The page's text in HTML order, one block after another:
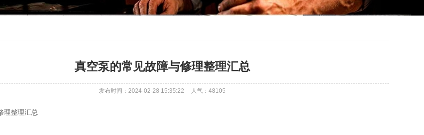
真空泵的常见故障与修理整理汇总
发布时间：2024-02-28 15:35:22 人气： 48105
理整理汇总